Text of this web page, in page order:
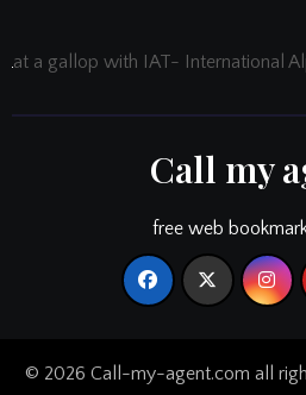
at a gallop with IAT- International
Call my
free web
© 2026 Call-my-agent.com all